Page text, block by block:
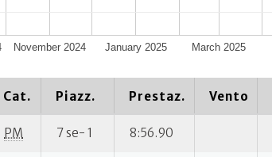
November 2024 January 2025 March 2025
Cat. Piazz. Prestaz. Vento
PM 7 se- 1 8:56.90